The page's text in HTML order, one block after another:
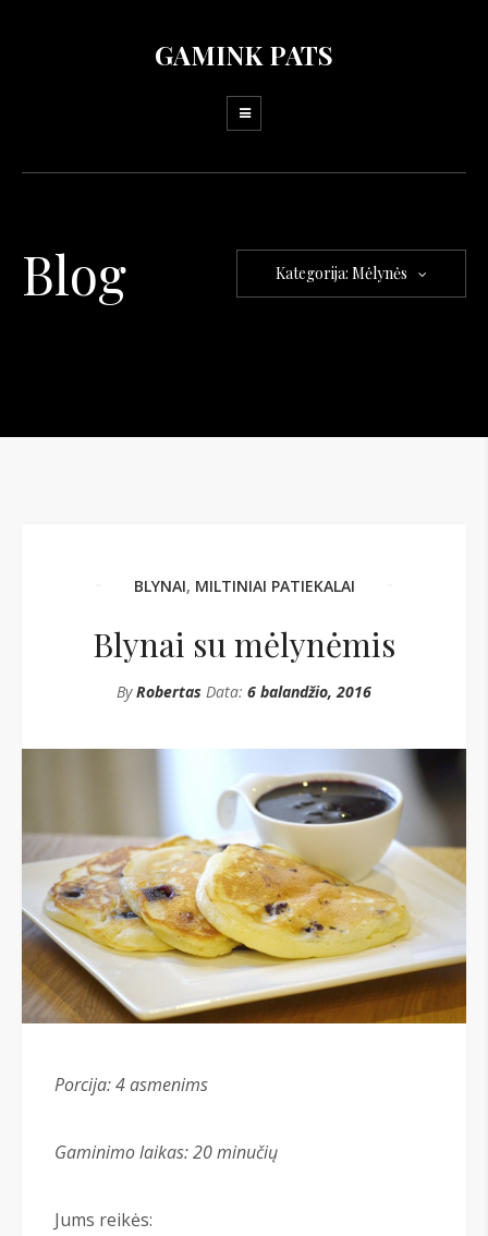
GAMINK PATS
Blog Kategorija: Mėlynės
BLYNAI, MILTINIAI PATIEKALAI
Blynai su mėlynėmis
ByRobertas Data: 6 balandžio, 2016
Porcija:4 asmenims
Gaminimo laikas: 20 minučių
Jums reikės: